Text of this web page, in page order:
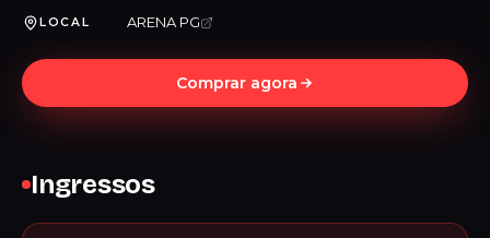
LOCAL ARENA PG
Comprar agora
Ingressos